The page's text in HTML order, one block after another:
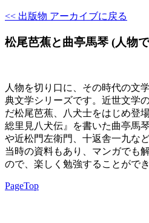
<< 出版物 アーカイブに戻る
松尾芭蕉と曲亭馬琴 (人物
人物を切り口に、その時代の文
典文学シリーズです。近世文学
だ松尾芭蕉、八犬士をはじめ登
総里見八犬伝』を書いた曲亭馬
や近松門左衛門、十返舎一九な
当時の資料もあり、マンガでも
ので、楽しく勉強することができ
PageTop